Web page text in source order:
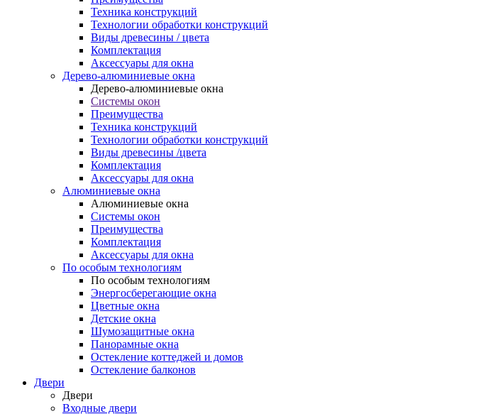
Техника конструкций
Технологии обработки конструкций
Виды древесины / цвета
Комплектация
Аксессуары для окна
Дерево-алюминиевые окна
Дерево-алюминиевые окна
Системы окон
Преимущества
Техника конструкций
Технологии обработки конструкций
Виды древесины /цвета
Комплектация
Аксессуары для окна
Алюминиевые окна
Алюминиевые окна
Системы окон
Преимущества
Комплектация
Аксессуары для окна
По особым технологиям
По особым технологиям
Энергосберегающие окна
Цветные окна
Детские окна
Шумозащитные окна
Панорамные окна
Остекление коттеджей и домов
Остекление балконов
Двери
Двери
Входные двери